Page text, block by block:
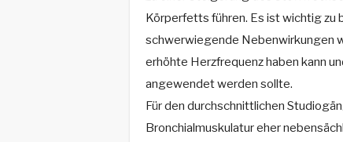
Körperfetts führen. Es ist wichtig zu
schwerwiegende Nebenwirkungen
erhöhte Herzfrequenz haben kann
angewendet werden sollte.
Für den durchschnittlichen
Bronchialmuskulatur eher